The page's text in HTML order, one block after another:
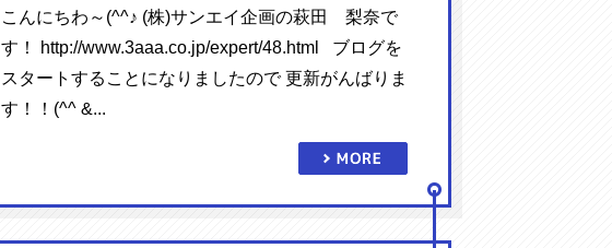
こんにちわ～(^^♪ (株)サンエイ企画の萩田 梨奈で
す！ http://www.3aaa.co.jp/expert/48.html ブログを
スタートすることになりましたので 更新がんばりま
す！！(^^ &...